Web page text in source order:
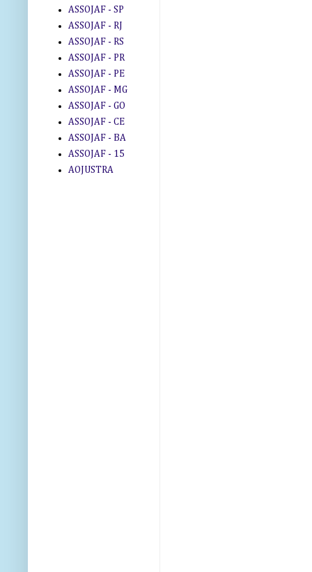
ASSOJAF - SP
ASSOJAF - RJ
ASSOJAF - RS
ASSOJAF - PR
ASSOJAF - PE
ASSOJAF - MG
ASSOJAF - GO
ASSOJAF - CE
ASSOJAF - BA
ASSOJAF - 15
AOJUSTRA